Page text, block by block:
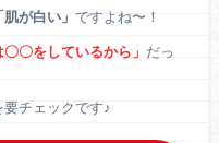
肌が白い」 ですよね〜！
〇〇をしているから」 だっ
チェックです♪